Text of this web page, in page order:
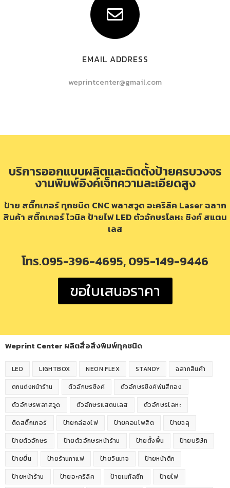
EMAIL ADDRESS
weprintcenter@gmail.com
บริการออกแบบผลิตและติดตั้งป้ายครบวงจร
งานพิมพ์อิงค์เจ็ทความละเอียดสูง
ป้าย สติ๊กเกอร์ ทุกชนิด CNC พลาสวูด อะคริลิค Laser ฉลาก
สินค้า สติ๊กเกอร์ ไวนิล ป้ายไฟ LED ตัวอักษรโลหะ ซิงค์ สแตน
เลส
โทร.095-396-4695, 095-149-9446
ขอใบเสนอราคา
Weprint Center ผลิตสื่อสิ่งพิมพ์ทุกชนิด
LED LIGHTBOX NEON FLEX STANDY
ฉลากสินค้า
ตกแต่งหน้าร้าน
ตัวอักษรซิงค์
ตัวอักษรซิงค์พ่นสีทอง
ตัวอักษรพลาสวูด
ตัวอักษรแสตนเลส
ตัวอักษรโลหะ
ติดสติ๊กเกอร์
ป้ายกล่องไฟ ป้ายคอมโพสิต
ป้ายฉลุ
ป้ายตัวอักษร
ป้ายตัวอักษรหน้าร้าน ป้ายตั้งพื้น
ป้ายบริษัท
ป้ายยื่น
ป้ายร้านกาแฟ ป้ายวินเทจ
ป้ายหน้าตึก
ป้ายหน้าร้าน
ป้ายอะคริลิค ป้ายเมทัลชีท ป้ายไฟ